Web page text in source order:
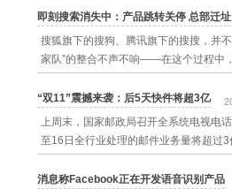
即刻搜索消失中：产品跳转关停 总部迁址
搜狐旗下的搜狗、腾讯旗下的搜搜，并
家队”的整合不声不响——在这个过程中
“双11”震撼来袭：后5天快件将超3亿
上周末，国家邮政局召开全系统电视电
至16日全行业处理的邮件业务量将超过3
消息称Facebook正在开发语音识别产品